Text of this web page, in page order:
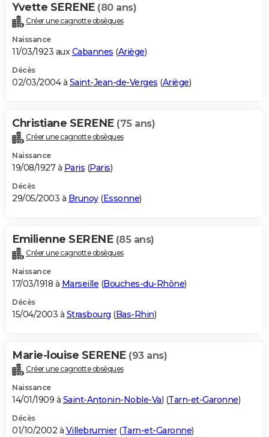
Yvette SERENE (80 ans)
Créer une cagnotte obsèques
Naissance
11/03/1923 auxCabannes (Ariège)
Décès
02/03/2004 à Saint-Jean-de-Verges (Ariège)
Christiane SERENE (75 ans)
Créer une cagnotte obsèques
Naissance
19/08/1927 à Paris (Paris)
Décès
29/05/2003 à Brunoy(Essonne)
Emilienne SERENE (85 ans)
Créer une cagnotte obsèques
Naissance
17/03/1918 à Marseille (Bouches-du-Rhône)
Décès
15/04/2003 à Strasbourg (Bas-Rhin)
Marie-louise SERENE (93 ans)
Créer une cagnotte obsèques
Naissance
14/01/1909 à Saint-Antonin-Noble-Val (Tarn-et-Garonne)
Décès
01/10/2002 à Villebrumier(Tarn-et-Garonne)